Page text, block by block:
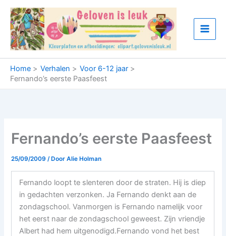
naar
inhoud
Home Verhalen
Voor 6-12 jaar
Fernando’s eerste Paasfeest
Fernando’s eerste Paasfeest
25/09/2009/ DoorAlie Holman
Fernando loopt te slenteren door de straten. Hij is diep
in gedachten verzonken. Ja Fernando denkt aan de
zondagschool. Vanmorgen is Fernando namelijk voor
het eerst naar de zondagschool geweest. Zijn vriendje
Albert had hem uitgenodigd.Fernando vond het best